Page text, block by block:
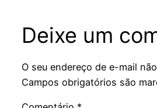
Deixe um
O seu endereço de e-mail
Campos obrigatórios são